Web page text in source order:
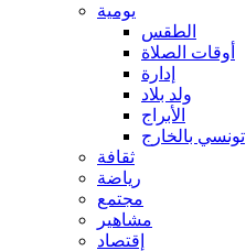
يومية
الطقس
أوقات الصلاة
إدارة
ولد بلاد
الأبراج
تونسي بالخارج
ثقافة
رياضة
مجتمع
مشاهير
إقتصاد